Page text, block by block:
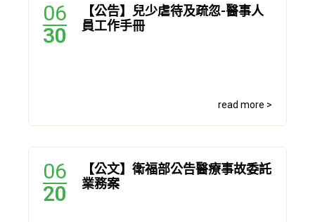
【公告】兒少虐待及疏忽-醫事人
員工作手冊
read more >
06
30
【公文】衛福部公告醫療事故委託
業務案
06
20